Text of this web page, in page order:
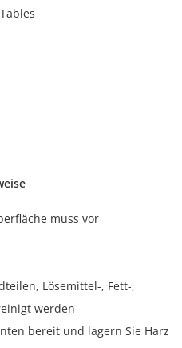
muss vor
Lösemittel-, Fett-,
werden
bereit und lagern Sie Harz